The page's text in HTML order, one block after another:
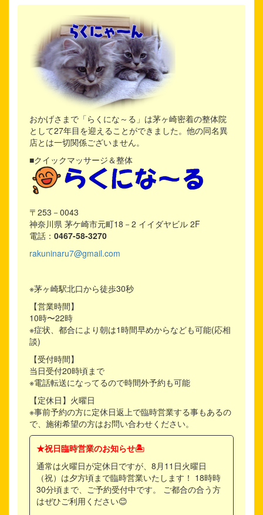
おかげさまで「らくにな～る」は茅ヶ崎密着の整体院
として27年目を迎えることができました。他の同名異
店とは一切関係ございません。
■クイックマッサージ＆整体
〒253－0043
神奈川県 茅ケ崎市元町18－2 イイダヤビル 2F
電話： 0467-58-3270
rakuninaru7@gmail.com
※茅ヶ崎駅北口から徒歩30秒
【営業時間】
10時〜22時
※症状、都合により朝は1時間早めからなども可能(応相
談)
【受付時間】
当日受付20時頃まで
※電話転送になってるので時間外予約も可能
【定休日】火曜日
※事前予約の方に定休日返上で臨時営業する事もあるの
で、施術希望の方はお問い合わせください。
★祝日臨時営業のお知らせ🏝️
通常は火曜日が定休日ですが、8月11日火曜日
（祝）は夕方頃まで臨時営業いたします！ 18時時
30分頃まで、ご予約受付中です。 ご都合の合う方
はぜひご利用ください😊